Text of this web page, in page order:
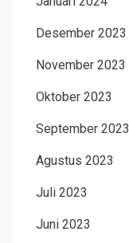
Desember 2023
November 2023
Oktober 2023
September 2023
Agustus 2023
Juli 2023
Juni 2023